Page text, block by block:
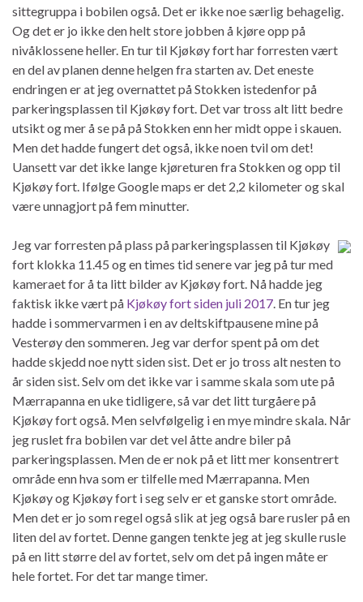
sittegruppa i bobilen også. Det er ikke noe særlig behagelig.
Og det er jo ikke den helt store jobben å kjøre opp på
nivåklossene heller. En tur til Kjøkøy fort har forresten vært
en del av planen denne helgen fra starten av. Det eneste
endringen er at jeg overnattet på Stokken istedenfor på
parkeringsplassen til Kjøkøy fort. Det var tross alt litt bedre
utsikt og mer å se på på Stokken enn her midt oppe i skauen.
Men det hadde fungert det også, ikke noen tvil om det!
Uansett var det ikke lange kjøreturen fra Stokken og opp til
Kjøkøy fort. Ifølge Google maps er det 2,2 kilometer og skal
være unnagjort på fem minutter.
Jeg var forresten på plass på parkeringsplassen til Kjøkøy
fort klokka 11.45 og en times tid senere var jeg på tur med
kameraet for å ta litt bilder av Kjøkøy fort. Nå hadde jeg
faktisk ikke vært på Kjøkøy fort siden juli 2017 . En tur jeg
hadde i sommervarmen i en av deltskiftpausene mine på
Vesterøy den sommeren. Jeg var derfor spent på om det
hadde skjedd noe nytt siden sist. Det er jo tross alt nesten to
år siden sist. Selv om det ikke var i samme skala som ute på
Mærrapanna en uke tidligere, så var det litt turgåere på
Kjøkøy fort også. Men selvfølgelig i en mye mindre skala. Når
jeg ruslet fra bobilen var det vel åtte andre biler på
parkeringsplassen. Men de er nok på et litt mer konsentrert
område enn hva som er tilfelle med Mærrapanna. Men
Kjøkøy og Kjøkøy fort i seg selv er et ganske stort område.
Men det er jo som regel også slik at jeg også bare rusler på en
liten del av fortet. Denne gangen tenkte jeg at jeg skulle rusle
på en litt større del av fortet, selv om det på ingen måte er
hele fortet. For det tar mange timer.